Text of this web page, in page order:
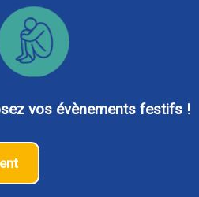
vos évènements festifs !